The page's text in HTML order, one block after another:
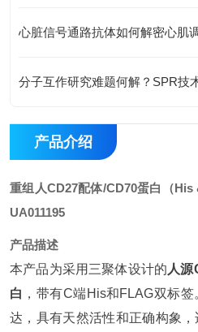
心脏信号通路抗体如何解密心肌
分子互作研究难题何解？SPR技
产品介绍
重组人CD27配体/CD70蛋白（His
UA011195
产品描述
本产品为采用三聚体设计的 人
白 ，带有C端His和FLAG双标
达，具有天然活性和正确构象